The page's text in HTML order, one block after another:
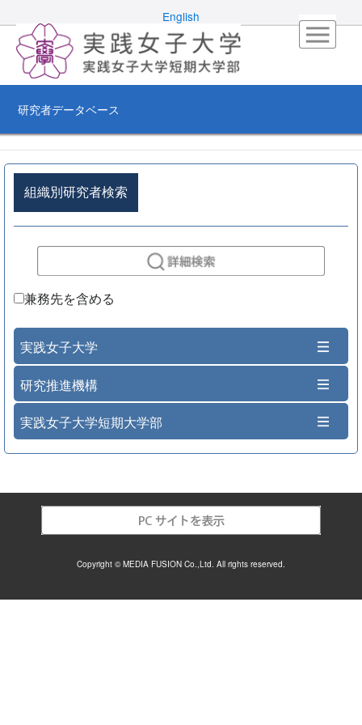
English
研究者データベース
組織別研究者検索
兼務先を含める
実践女子大学
研究推進機構
実践女子大学短期大学部
Copyright © MEDIA FUSION Co.,Ltd. All rights reserved.